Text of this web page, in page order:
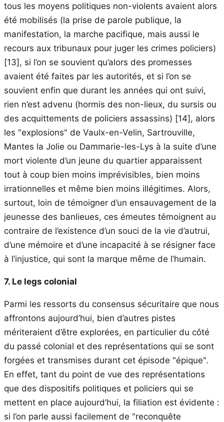
tous les moyens politiques non-violents avaient alors
été mobilisés (la prise de parole publique, la
manifestation, la marche pacifique, mais aussi le
recours aux tribunaux pour juger les crimes policiers)
[13], si l’on se souvient qu’alors des promesses
avaient été faites par les autorités, et si l’on se
souvient enfin que durant les années qui ont suivi,
rien n’est advenu (hormis des non-lieux, du sursis ou
des acquittements de policiers assassins) [14], alors
les "explosions" de Vaulx-en-Velin, Sartrouville,
Mantes la Jolie ou Dammarie-les-Lys à la suite d’une
mort violente d’un jeune du quartier apparaissent
tout à coup bien moins imprévisibles, bien moins
irrationnelles et même bien moins illégitimes. Alors,
surtout, loin de témoigner d’un ensauvagement de la
jeunesse des banlieues, ces émeutes témoignent au
contraire de l’existence d’un souci de la vie d’autrui,
d’une mémoire et d’une incapacité à se résigner face
à l’injustice, qui sont la marque même de l’humain.
7. Le legs colonial
Parmi les ressorts du consensus sécuritaire que nous
affrontons aujourd’hui, bien d’autres pistes
mériteraient d’être explorées, en particulier du côté
du passé colonial et des représentations qui se sont
forgées et transmises durant cet épisode "épique".
En effet, tant du point de vue des représentations
que des dispositifs politiques et policiers qui se
mettent en place aujourd’hui, la filiation est évidente :
si l’on parle aussi facilement de "reconquête